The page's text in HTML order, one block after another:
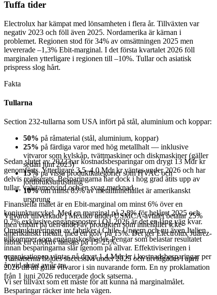
Tuffa tider
Electrolux har kämpat med lönsamheten i flera år. Tillväxten var
negativ 2023 och föll även 2025. Nordamerika är kärnan i
problemet. Regionen stod för 34% av omsättningen 2025 men
levererade –1,3% Ebit-marginal. I det första kvartalet 2026 föll
marginalen ytterligare i regionen till –10%. Tullar och asiatisk
prispress slog hårt.
Fakta
Tullarna
Section 232-tullarna som USA infört på stål, aluminium och koppar:
50% på råmaterial (stål, aluminium, koppar)
25% på färdiga varor med hög metallhalt — inklusive
vitvaror som kylskåp, tvättmaskiner och diskmaskiner (gäller
sedan juni 2025)
15%på vissa produktkategorier som HVAC och
jordbruksutrustning
10%om minst 85% av metallinnehållet är amerikanskt
ursprung
Vitvaror tillverkade i Mexiko under USMCA-avtalet betalar 25%
men enbart på den andel av produkten som innehåller icke-
amerikanskt metall, med ett golv på 15%. Det ger Electrolux Juárez-
fabrik en effektiv tullsats på 15–25%.
Tullsatserna höjdes successivt under 2025 och utvidgades i april
2026 till att gälla vitvaror i sin nuvarande form. En ny proklamation
från 1 juni 2026 reducerade dock satserna.
Sedan slutet av 2022 har kostnadsbesparingar om drygt 13 Mdr kr
genomförts. Ytterligare 3,5–4,0 Mdr kr väntas under 2026 och har
delvis realiserats. Besparingarna har dock i hög grad ätits upp av
tullar, valutamotvind och en svag marknad.
Finansiella målet är en Ebit-marginal om minst 6% över en
konjunkturcykel. Med en marginal på 2,8% för helåret 2025 och
0,7% exklusive engångsposter i Q1 2026 är det en lång väg kvar.
Omstruktureringen av fabriker i Chile, Ungern och nu även Italien
tillkommer som engångskostnader. Pengar som belastar resultatet
innan besparingarna slår igenom på allvar. Effektiviseringen i
organisationen väntas nå drygt 1,4 Mdr kr i kostnadsbesparingar per
år vid slutet av år tre.
Vi ser tillväxt som ett måste för att kunna nå marginalmålet.
Besparingar räcker inte hela vägen.